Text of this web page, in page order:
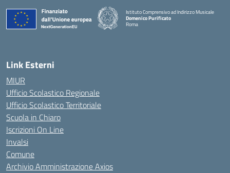
Istituto Comprensivo ad Indirizzo Musicale
Domenico Purificato
Roma
Link Esterni
MIUR
Ufficio Scolastico Regionale
Ufficio Scolastico Territoriale
Scuola in Chiaro
Iscrizioni On Line
Invalsi
Comune
Archivio Amministrazione Axios